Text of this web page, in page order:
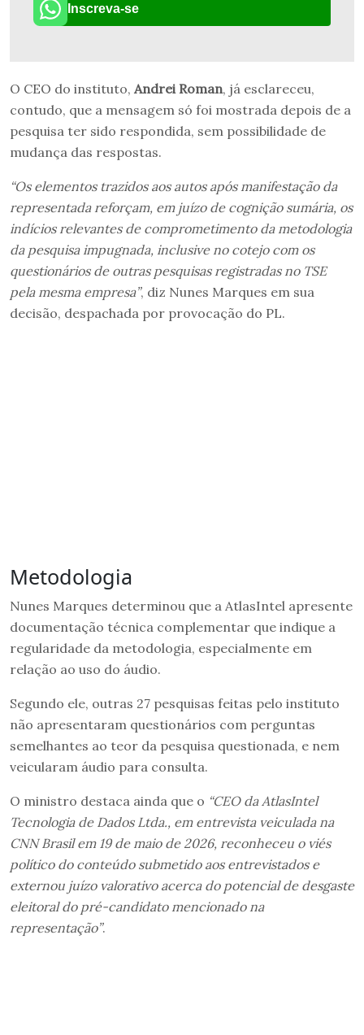
Inscreva-se
O CEO do instituto, Andrei Roman, já esclareceu,
contudo, que a mensagem só foi mostrada depois de a
pesquisa ter sido respondida, sem possibilidade de
mudança das respostas.
“Os elementos trazidos aos autos após manifestação da
representada reforçam, em juízo de cognição sumária, os
indícios relevantes de comprometimento da metodologia
da pesquisa impugnada, inclusive no cotejo com os
questionários de outras pesquisas registradas no TSE
pela mesma empresa”, diz Nunes Marques em sua
decisão, despachada por provocação do PL.
Metodologia
Nunes Marques determinou que a AtlasIntel apresente
documentação técnica complementar que indique a
regularidade da metodologia, especialmente em
relação ao uso do áudio.
Segundo ele, outras 27 pesquisas feitas pelo instituto
não apresentaram questionários com perguntas
semelhantes ao teor da pesquisa questionada, e nem
veicularam áudio para consulta.
O ministro destaca ainda que o “CEO da AtlasIntel
Tecnologia de Dados Ltda., em entrevista veiculada na
CNN Brasil em 19 de maio de 2026, reconheceu o viés
político do conteúdo submetido aos entrevistados e
externou juízo valorativo acerca do potencial de desgaste
eleitoral do pré-candidato mencionado na
representação”.